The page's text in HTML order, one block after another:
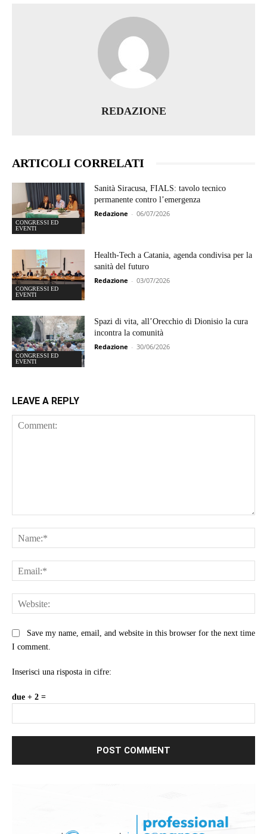
REDAZIONE
ARTICOLI CORRELATI
CONGRESSI ED
EVENTI
Sanità Siracusa, FIALS: tavolo tecnico
permanente contro l’emergenza
Redazione - 06/07/2026
CONGRESSI ED
EVENTI
Health-Tech a Catania, agenda condivisa per la
sanità del futuro
Redazione - 03/07/2026
CONGRESSI ED
EVENTI
Spazi di vita, all’Orecchio di Dionisio la cura
incontra la comunità
Redazione - 30/06/2026
LEAVE A REPLY
Save my name, email, and website in this browser for the next time
I comment.
Inserisci una risposta in cifre:
due + 2 =